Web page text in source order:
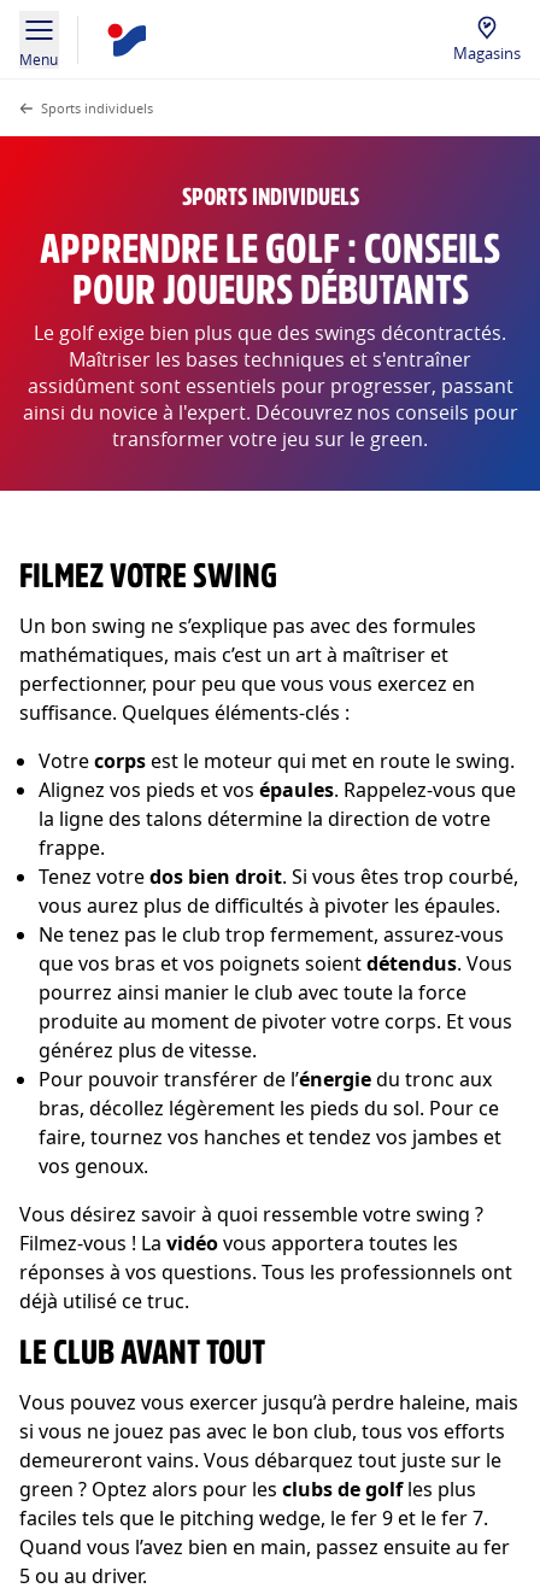
Menu Magasins
Sports individuels
SPORTS INDIVIDUELS
APPRENDRE LE GOLF : CONSEILS
POUR JOUEURS DÉBUTANTS
Le golf exige bien plus que des swings décontractés.
Maîtriser les bases techniques et s'entraîner
assidûment sont essentiels pour progresser, passant
ainsi du novice à l'expert. Découvrez nos conseils pour
transformer votre jeu sur le green.
FILMEZ VOTRE SWING
Un bon swing ne s’explique pas avec des formules
mathématiques, mais c’est un art à maîtriser et
perfectionner, pour peu que vous vous exercez en
suffisance. Quelques éléments-clés :
Votrecorpsest le moteur qui met en route le swing.
Alignez vos pieds et vos épaules. Rappelez-vous que
la ligne des talons détermine la direction de votre
frappe.
Tenez votredos bien droit. Si vous êtes trop courbé,
vous aurez plus de difficultés à pivoter les épaules.
Ne tenez pas le club trop fermement, assurez-vous
que vos bras et vos poignets soientdétendus. Vous
pourrez ainsi manier le club avec toute la force
produite au moment de pivoter votre corps. Et vous
générez plus de vitesse.
Pour pouvoir transférer de l’énergiedu tronc aux
bras, décollez légèrement les pieds du sol. Pour ce
faire, tournez vos hanches et tendez vos jambes et
vos genoux.
Vous désirez savoir à quoi ressemble votre swing ?
Filmez-vous ! La vidéovous apportera toutes les
réponses à vos questions. Tous les professionnels ont
déjà utilisé ce truc.
LE CLUB AVANT TOUT
Vous pouvez vous exercer jusqu’à perdre haleine, mais
si vous ne jouez pas avec le bon club, tous vos efforts
demeureront vains. Vous débarquez tout juste sur le
green ? Optez alors pour les clubs de golfles plus
faciles tels que le pitching wedge, le fer 9 et le fer 7.
Quand vous l’avez bien en main, passez ensuite au fer
5 ou au driver.